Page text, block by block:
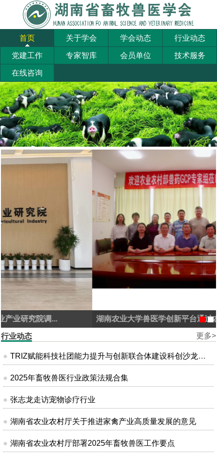
首页 关于学会 学会动态 行业动态
党建工作 专家智库 会员单位 技术服务
在线咨询
湖南农业大学兽医学创新平台通过农业农村部兽药...
更多>
行业动态
TRIZ赋能科技社团能力提升与创新联合体建设科创沙龙在昆明成功举办
2025年畜牧兽医行业政策法规合集
张志龙走访宠物诊疗行业
湖南省农业农村厅关于推进家禽产业高质量发展的意见
湖南省农业农村厅部署2025年畜牧兽医工作要点